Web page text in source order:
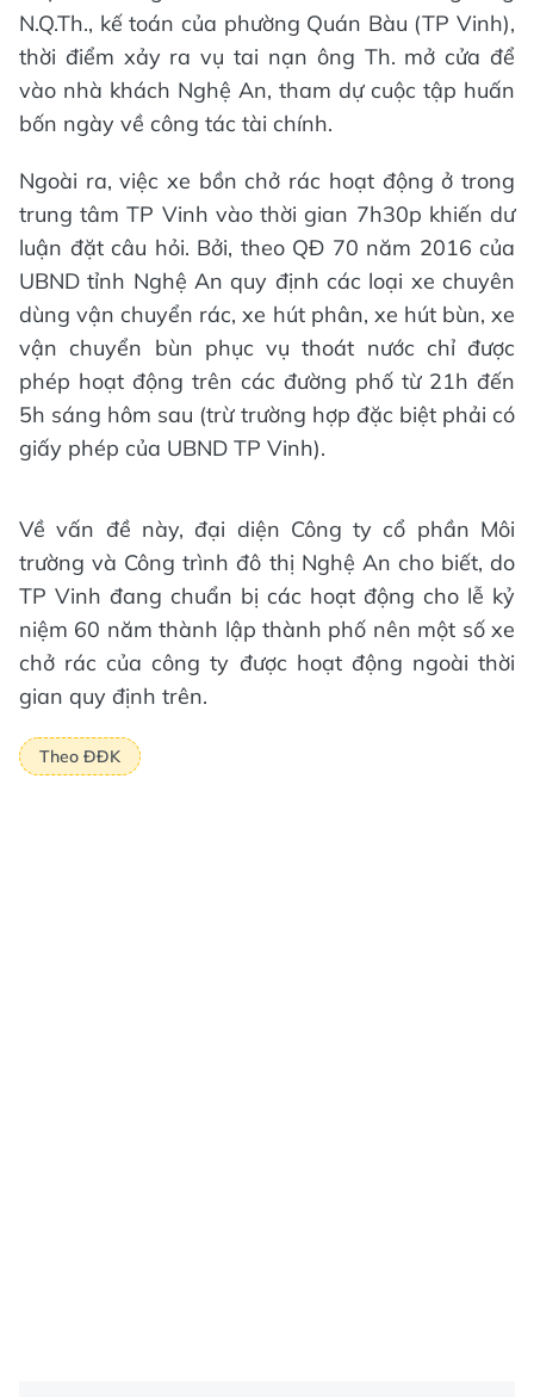
N.Q.Th., kế toán của phường Quán Bàu (TP Vinh),
thời điểm xảy ra vụ tai nạn ông Th. mở cửa để
vào nhà khách Nghệ An, tham dự cuộc tập huấn
bốn ngày về công tác tài chính.
Ngoài ra, việc xe bồn chở rác hoạt động ở trong
trung tâm TP Vinh vào thời gian 7h30p khiến dư
luận đặt câu hỏi. Bởi, theo QĐ 70 năm 2016 của
UBND tỉnh Nghệ An quy định các loại xe chuyên
dùng vận chuyển rác, xe hút phân, xe hút bùn, xe
vận chuyển bùn phục vụ thoát nước chỉ được
phép hoạt động trên các đường phố từ 21h đến
5h sáng hôm sau (trừ trường hợp đặc biệt phải có
giấy phép của UBND TP Vinh).
Về vấn đề này, đại diện Công ty cổ phần Môi
trường và Công trình đô thị Nghệ An cho biết, do
TP Vinh đang chuẩn bị các hoạt động cho lễ kỷ
niệm 60 năm thành lập thành phố nên một số xe
chở rác của công ty được hoạt động ngoài thời
gian quy định trên.
Theo ĐĐK